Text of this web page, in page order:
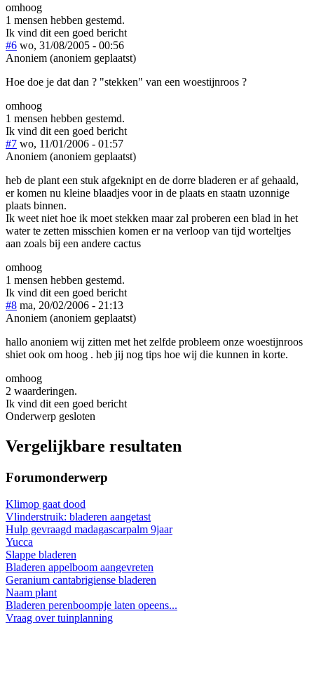
omhoog
1 mensen hebben gestemd.
Ik vind dit een goed bericht
#6 wo, 31/08/2005 - 00:56
Anoniem (anoniem geplaatst)
Hoe doe je dat dan ? "stekken" van een woestijnroos ?
omhoog
1 mensen hebben gestemd.
Ik vind dit een goed bericht
#7 wo, 11/01/2006 - 01:57
Anoniem (anoniem geplaatst)
heb de plant een stuk afgeknipt en de dorre bladeren er af gehaald,
er komen nu kleine blaadjes voor in de plaats en staatn uzonnige
plaats binnen.
Ik weet niet hoe ik moet stekken maar zal proberen een blad in het
water te zetten misschien komen er na verloop van tijd worteltjes
aan zoals bij een andere cactus
omhoog
1 mensen hebben gestemd.
Ik vind dit een goed bericht
#8 ma, 20/02/2006 - 21:13
Anoniem (anoniem geplaatst)
hallo anoniem wij zitten met het zelfde probleem onze woestijnroos
shiet ook om hoog . heb jij nog tips hoe wij die kunnen in korte.
omhoog
2 waarderingen.
Ik vind dit een goed bericht
Onderwerp gesloten
Vergelijkbare resultaten
Forumonderwerp
Klimop gaat dood
Vlinderstruik: bladeren aangetast
Hulp gevraagd madagascarpalm 9jaar
Yucca
Slappe bladeren
Bladeren appelboom aangevreten
Geranium cantabrigiense bladeren
Naam plant
Bladeren perenboompje laten opeens...
Vraag over tuinplanning